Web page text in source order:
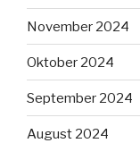
November 2024
Oktober 2024
September 2024
August 2024